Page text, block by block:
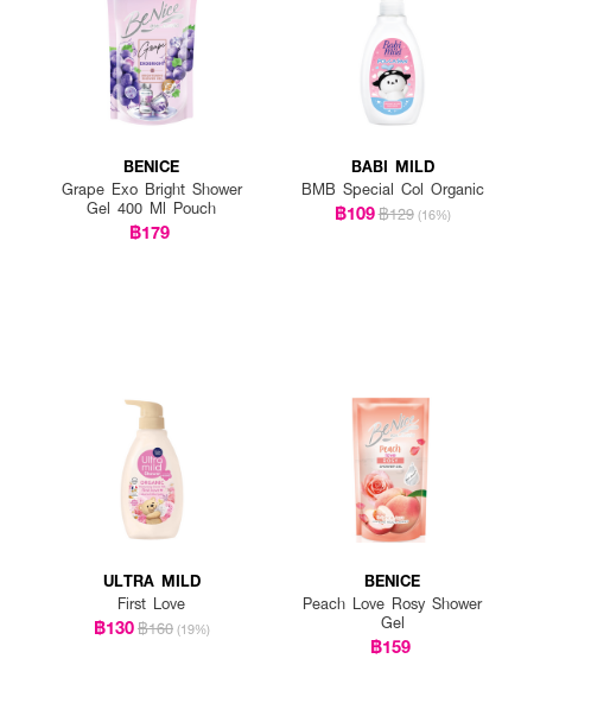
BENICE
Grape Exo Bright Shower
Gel 400 Ml Pouch
฿179
BABI MILD
BMB Special Col Organic
฿109฿129 (16%)
ULTRA MILD
First Love
฿130฿160 (19%)
BENICE
Peach Love Rosy Shower
Gel
฿159